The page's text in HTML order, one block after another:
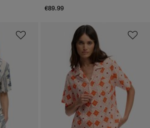
€89.99